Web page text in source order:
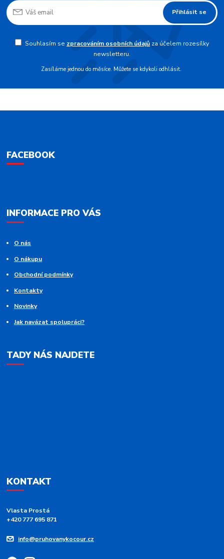
Přihlásit se
Souhlasím se zpracováním osobních údajůza účelem rozesílky
newsletteru.
Zasíláme jednou do měsíce. Můžete se kdykoli odhlásit.
FACEBOOK
INFORMACE PRO VÁS
O nás
O nákupu
Obchodní podmínky
Kontakty
Novinky
Jak navázat spolupráci?
TADY NÁS NAJDETE
KONTAKT
Vlasta Prostá
+420 777 695 871
info@pruhovanykocour.cz